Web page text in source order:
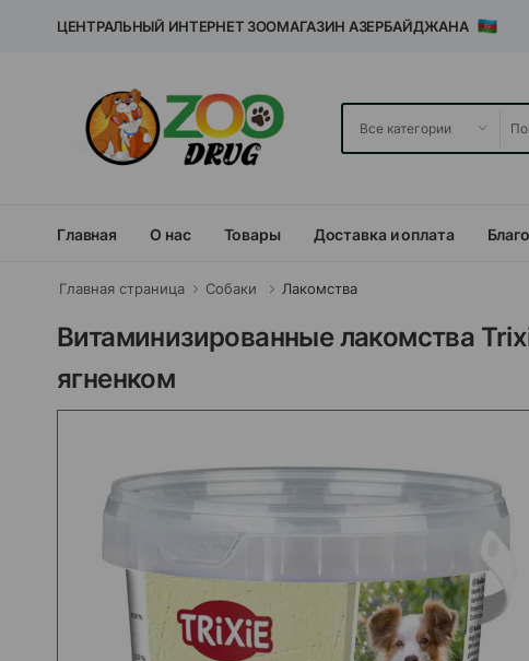
ЦЕНТРАЛЬНЫЙ ИНТЕРНЕТ ЗООМАГАЗИН АЗЕРБАЙДЖАНА
Главная О нас Товары Доставка и оплата
Главная страница Собаки Лакомства
Витаминизированные лакомства
ягненком